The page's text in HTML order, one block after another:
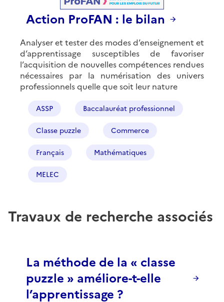
Action ProFAN : le bilan
Analyser et tester des modes d’enseignement et
d’apprentissage susceptibles de favoriser
l’acquisition de nouvelles compétences rendues
nécessaires par la numérisation des univers
professionnels quelle que soit leur nature
ASSP Baccalauréat professionnel
Classe puzzle Commerce
Français Mathématiques
MELEC
Travaux de recherche associés
La méthode de la « classe
puzzle » améliore-t-elle
l’apprentissage ?